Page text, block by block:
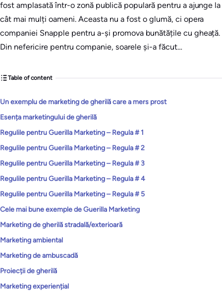
fost amplasată într-o zonă publică populară pentru a ajunge la
cât mai mulți oameni. Aceasta nu a fost o glumă, ci opera
companiei Snapple pentru a-și promova bunătățile cu gheață.
Din nefericire pentru companie, soarele și-a făcut…
Table of content
Un exemplu de marketing de gherilă care a mers prost
Esența marketingului de gherilă
Regulile pentru Guerilla Marketing – Regula # 1
Regulile pentru Guerilla Marketing – Regula # 2
Regulile pentru Guerilla Marketing – Regula # 3
Regulile pentru Guerilla Marketing – Regula # 4
Regulile pentru Guerilla Marketing – Regula # 5
Cele mai bune exemple de Guerilla Marketing
Marketing de gherilă stradală/exterioară
Marketing ambiental
Marketing de ambuscadă
Proiecții de gherilă
Marketing experiențial